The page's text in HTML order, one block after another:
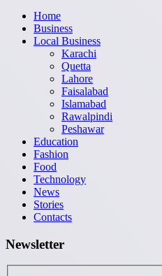
Home
Business
Local Business
Karachi
Quetta
Lahore
Faisalabad
Islamabad
Rawalpindi
Peshawar
Education
Fashion
Food
Technology
News
Stories
Contacts
Newsletter